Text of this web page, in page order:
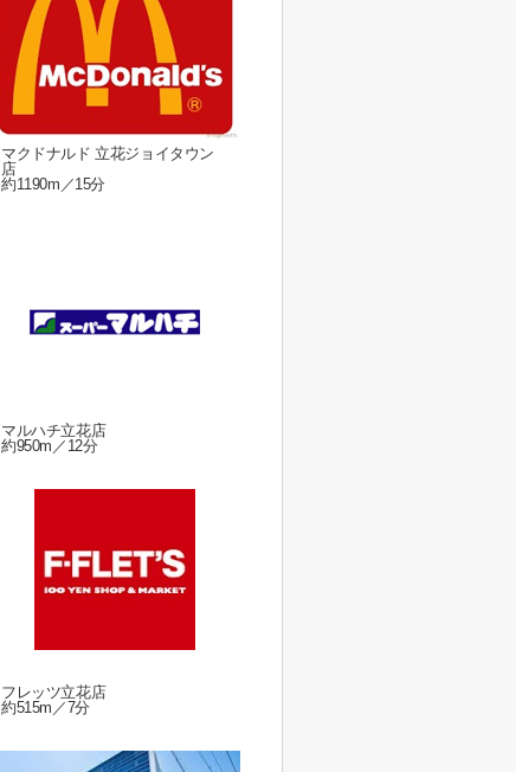
マクドナルド 立花ジョイタウン
店
約1190m／15分
マルハチ立花店
約950m／12分
フレッツ立花店
約515m／7分